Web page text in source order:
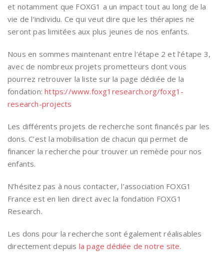
et notamment que FOXG1 a un impact tout au long de la
vie de l’individu. Ce qui veut dire que les thérapies ne
seront pas limitées aux plus jeunes de nos enfants.
Nous en sommes maintenant entre l’étape 2 et l’étape 3,
avec de nombreux projets prometteurs dont vous
pourrez retrouver la liste sur la page dédiée de la
fondation:https://www.foxg1research.org/foxg1-
research-projects
Les différents projets de recherche sont financés par les
dons. C’est la mobilisation de chacun qui permet de
financer la recherche pour trouver un remède pour nos
enfants.
N’hésitez pas à nous contacter, l’association FOXG1
France est en lien direct avec la fondation FOXG1
Research.
Les dons pour la recherche sont également réalisables
directement depuis la page dédiée de notre site.